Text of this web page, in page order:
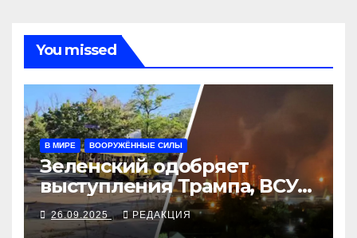
You missed
В МИРЕ ВООРУЖЁННЫЕ СИЛЫ
Зеленский одобряет
выступления Трампа, ВСУ
закрыли Добропольский
рубеж
26.09.2025 РЕДАКЦИЯ